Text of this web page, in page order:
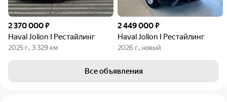
2 370 000 ₽
Haval Jolion I Рестайлинг
2025 г., 3 329 км
2 449 000 ₽
Haval Jolion I Рестайлинг
2026 г., новый
Все объявления